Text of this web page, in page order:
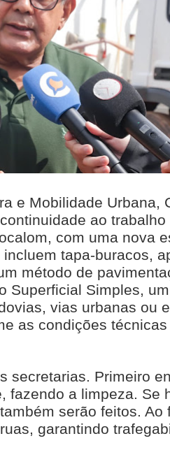
e Mobilidade Urbana,
ao trabalho
com uma nova
tapa-buracos,
método de
Superficial Simples,
vias urbanas ou
as condições técnicas
secretarias. Primeiro
fazendo a limpeza. Se
serão feitos. Ao
garantindo